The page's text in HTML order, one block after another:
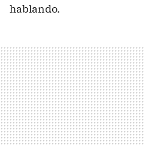
hablando.